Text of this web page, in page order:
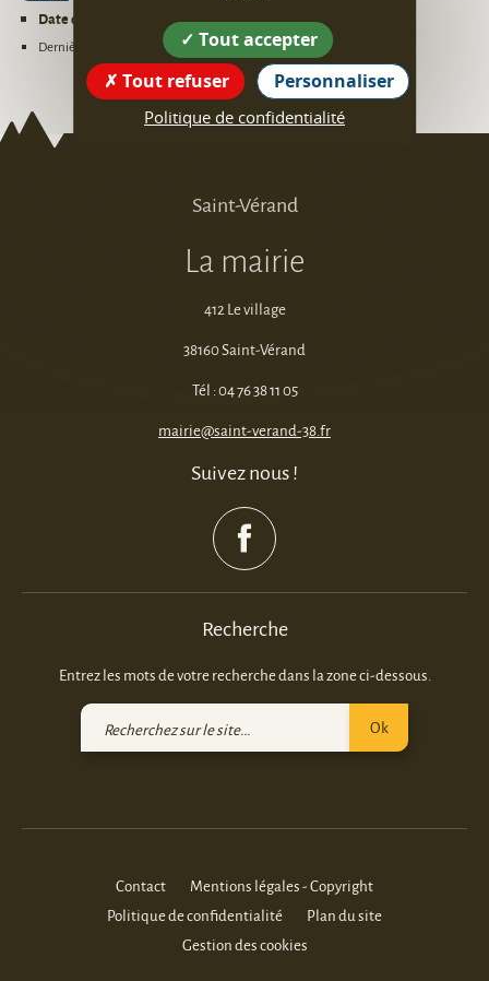
Date de création : 25/06/2025
Dernière mise à jour : 25/03/2026 14:17:46
Saint-Vérand
La mairie
412 Le village
38160 Saint-Vérand
Tél : 04 76 38 11 05
mairie@saint-verand-38.fr
Suivez nous !
Recherche
Entrez les mots de votre recherche dans la zone ci-dessous.
Recherchez
Ok
Contact
Mentions légales - Copyright
Politique de confidentialité
Plan du site
Gestion des cookies
Tout accepter
Tout refuser
Personnaliser
Politique de confidentialité